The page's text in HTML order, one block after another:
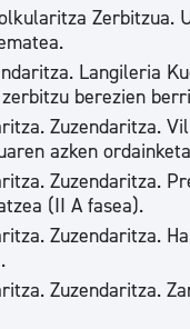
Langileria
berezien
Zuzendaritza.
azken
Zuzendaritza.
(II A fasea).
Zuzendaritza.
Zuzendaritza.